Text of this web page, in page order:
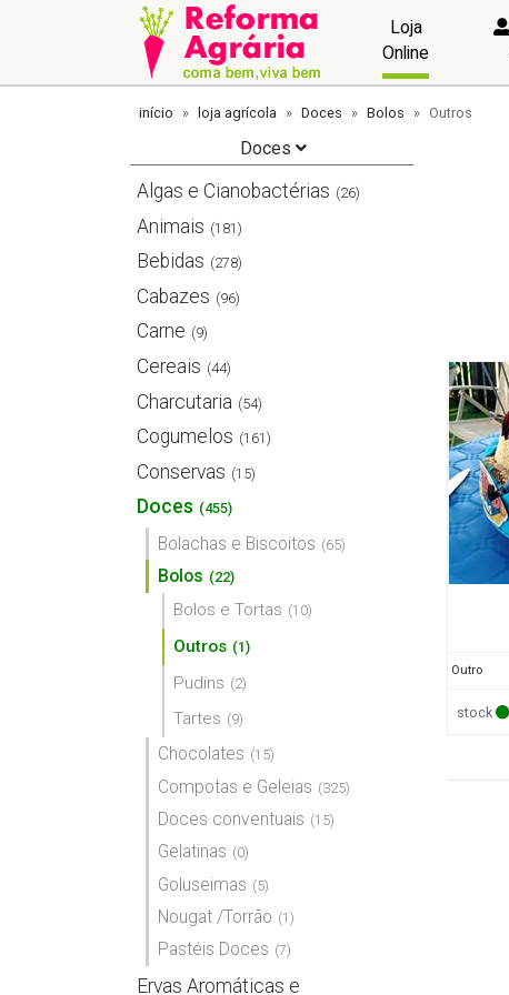
Loja
Online
início loja agrícola Doces Bolos Outros
Doces
Algas e Cianobactérias (26)
Animais (181)
Bebidas (278)
Cabazes (96)
Carne (9)
Cereais (44)
Charcutaria (54)
Cogumelos (161)
Conservas (15)
Doces (455)
Bolachas e Biscoitos (65)
Bolos (22)
Bolos e Tortas (10)
Outros (1)
Pudins (2)
Tartes (9)
Chocolates (15)
Compotas e Geleias (325)
Doces conventuais (15)
Gelatinas (0)
Goluseimas (5)
Nougat /Torrão (1)
Pastéis Doces (7)
Ervas Aromáticas e
Outro
stock